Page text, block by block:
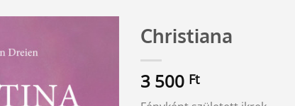
Christiana
3 500 Ft